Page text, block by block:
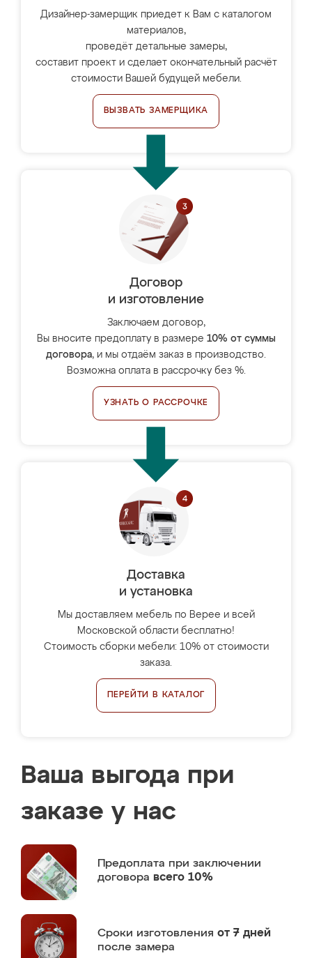
Дизайнер-замерщик приедет к Вам с каталогом
материалов,
проведёт детальные замеры,
составит проект и сделает окончательный расчёт
стоимости Вашей будущей мебели.
ВЫЗВАТЬ ЗАМЕРЩИКА
Договор
и изготовление
Заключаем договор,
Вы вносите предоплату в размере 10% от суммы
договора, и мы отдаём заказ в производство.
Возможна оплата в рассрочку без %.
УЗНАТЬ О РАССРОЧКЕ
Доставка
и установка
Мы доставляем мебель по Верее и всей
Московской области бесплатно!
Стоимость сборки мебели: 10% от стоимости
заказа.
ПЕРЕЙТИ В КАТАЛОГ
Ваша выгода при
заказе у нас
Предоплата при заключении
договора всего 10%
Сроки изготовления от 7 дней
после замера